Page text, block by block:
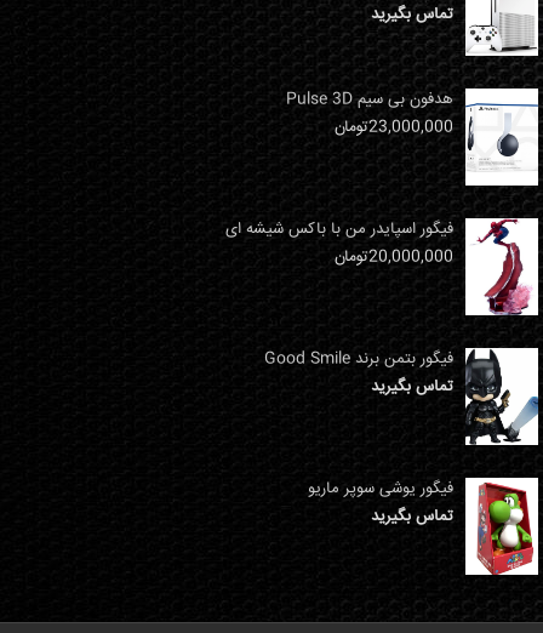
تماس بگیرید
هدفون بی سیم Pulse 3D
23,000,000تومان
فیگور اسپایدر من با باکس شیشه ای
20,000,000تومان
فیگور بتمن برند Good Smile
تماس بگیرید
فیگور یوشی سوپر ماریو
تماس بگیرید